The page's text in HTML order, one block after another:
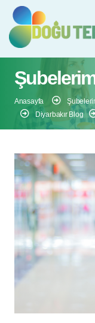
Anasayfa
Diyarbakır Blog